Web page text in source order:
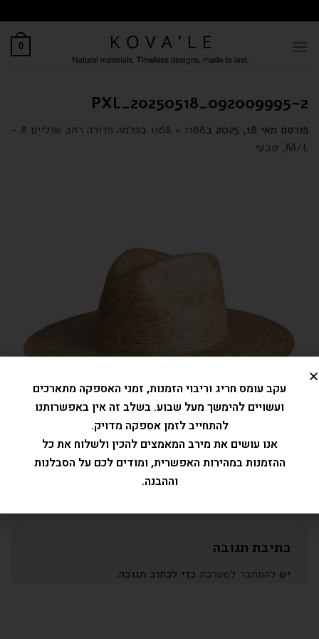
0
PXL_20250518_092009995~2
פורסם מאי 18, 2025 ב1168 × 1168 ב
פלמה פדורה רחב שוליים 8 –
M/L, טבעי
כתיבת תגובה
יש להתחבר למערכת כדי לכתוב תגובה.
עקב עומס חריג וריבוי הזמנות, זמני האספקה מתארכים
ועשויים להימשך מעל שבוע. בשלב זה אין באפשרותנו
להתחייב לזמן אספקה מדויק.
אנו עושים את מירב המאמצים להכין ולשלוח את כל
ההזמנות במהירות האפשרית, ומודים לכם על הסבלנות
וההבנה.